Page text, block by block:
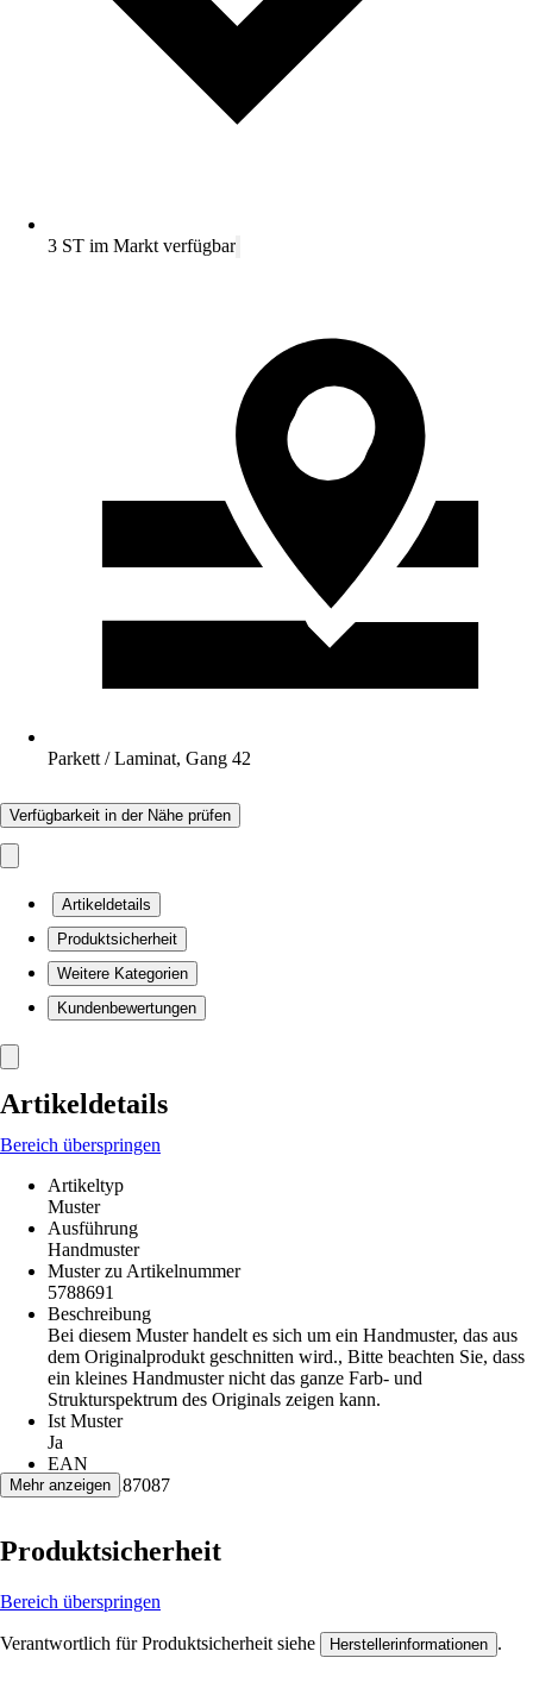
3 ST im Markt verfügbar
Parkett / Laminat, Gang 42
Verfügbarkeit in der Nähe prüfen
Artikeldetails
Produktsicherheit
Weitere Kategorien
Kundenbewertungen
Artikeldetails
Bereich überspringen
Artikeltyp
Muster
Ausführung
Handmuster
Muster zu Artikelnummer
5788691
Beschreibung
Bei diesem Muster handelt es sich um ein Handmuster, das aus
dem Originalprodukt geschnitten wird., Bitte beachten Sie, dass
ein kleines Handmuster nicht das ganze Farb- und
Strukturspektrum des Originals zeigen kann.
Ist Muster
Ja
EAN
4032271187087
Mehr anzeigen
Produktsicherheit
Bereich überspringen
Verantwortlich für Produktsicherheit siehe Herstellerinformationen .